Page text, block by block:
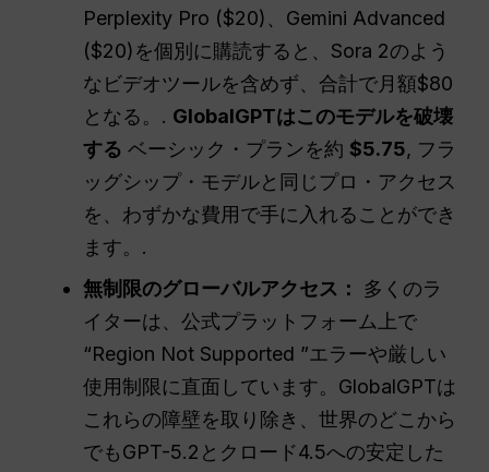
Perplexity Pro ($20)、Gemini Advanced
($20)を個別に購読すると、Sora 2のよう
なビデオツールを含めず、合計で月額$80
となる。. GlobalGPTはこのモデルを破壊
する ベーシック・プランを約$5.75, フラ
ッグシップ・モデルと同じプロ・アクセス
を、わずかな費用で手に入れることができ
ます。.
無制限のグローバルアクセス：
多くのラ
イターは、公式プラットフォーム上で
“Region Not Supported ”エラーや厳しい
使用制限に直面しています。GlobalGPTは
これらの障壁を取り除き、世界のどこから
でもGPT-5.2とクロード4.5への安定した